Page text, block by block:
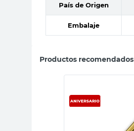
País de Origen
Embalaje
Productos recomendados